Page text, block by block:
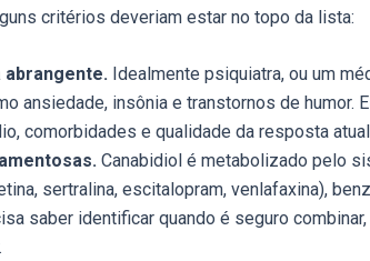
critérios deveriam estar no topo da lista:
abrangente. Idealmente psiquiatra, ou um
ansiedade, insônia e transtornos de humor.
comorbidades e qualidade da resposta
Canabidiol é metabolizado pelo
sertralina, escitalopram, venlafaxina),
saber identificar quando é seguro combinar,